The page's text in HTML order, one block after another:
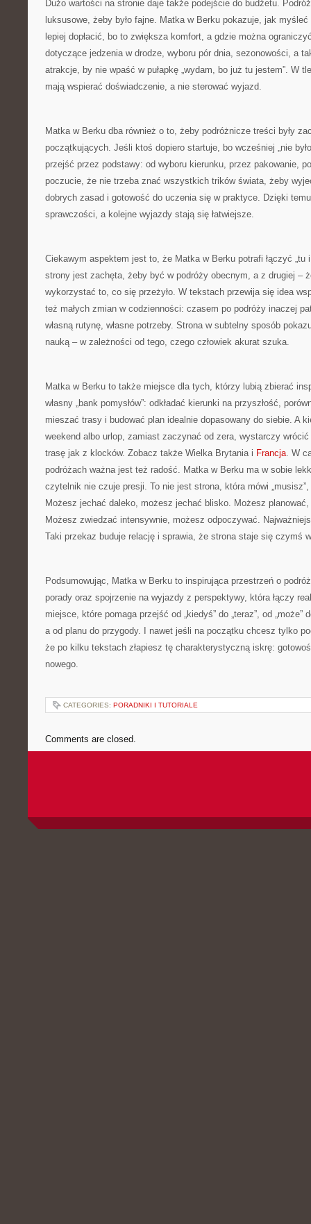
Dużo wartości na stronie daje także podejście do budżetu.
luksusowe, żeby było fajne. Matka w Berku pokazuje, jak
lepiej dopłacić, bo to zwiększa komfort, a gdzie można
dotyczące jedzenia w drodze, wyboru pór dnia, sezonowości, a
atrakcje, by nie wpaść w pułapkę „wydam, bo już tu jestem”. W
mają wspierać doświadczenie, a nie sterować wyjazd.
Matka w Berku dba również o to, żeby podróżnicze treści były
początkujących. Jeśli ktoś dopiero startuje, bo wcześniej „nie
przejść przez podstawy: od wyboru kierunku, przez pakowanie,
poczucie, że nie trzeba znać wszystkich trików świata, żeby
dobrych zasad i gotowość do uczenia się w praktyce. Dzięki
sprawczości, a kolejne wyjazdy stają się łatwiejsze.
Ciekawym aspektem jest to, że Matka w Berku potrafi łączyć „tu i
strony jest zachęta, żeby być w podróży obecnym, a z drugiej –
wykorzystać to, co się przeżyło. W tekstach przewija się idea
też małych zmian w codzienności: czasem po podróży inaczej
własną rutynę, własne potrzeby. Strona w subtelny sposób
nauką – w zależności od tego, czego człowiek akurat szuka.
Matka w Berku to także miejsce dla tych, którzy lubią zbierać
własny „bank pomysłów”: odkładać kierunki na przyszłość,
mieszać trasy i budować plan idealnie dopasowany do siebie. A
weekend albo urlop, zamiast zaczynać od zera, wystarczy
trasę jak z klocków. Zobacz także Wielka Brytania i Francja. W
podróżach ważna jest też radość. Matka w Berku ma w sobie
czytelnik nie czuje presji. To nie jest strona, która mówi
Możesz jechać daleko, możesz jechać blisko. Możesz
Możesz zwiedzać intensywnie, możesz odpoczywać.
Taki przekaz buduje relację i sprawia, że strona staje się czymś
Podsumowując, Matka w Berku to inspirująca przestrzeń o
porady oraz spojrzenie na wyjazdy z perspektywy, która łączy
miejsce, które pomaga przejść od „kiedyś” do „teraz”, od „może”
a od planu do przygody. I nawet jeśli na początku chcesz tylko
że po kilku tekstach złapiesz tę charakterystyczną iskrę:
nowego.
CATEGORIES: PORADNIKI I TUTORIALE
Comments are closed.